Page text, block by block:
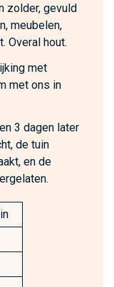
zolder, gevuld
meubelen,
Overal hout.
met
met ons in
3 dagen later
de tuin
en de